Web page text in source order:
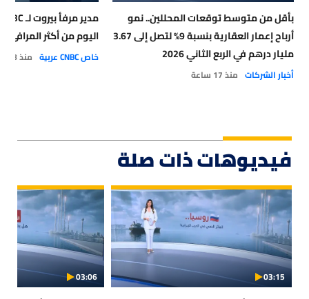
بأقل من متوسط توقعات المحللين.. نمو
أرباح إعمار العقارية بنسبة 9% لتصل إلى 3.67
مليار درهم في الربع الثاني 2026
أخبار الشركات منذ 17 ساعة
اليوم من أكثر المرافئ
خاص CNBC عربية منذ 18 ساعة
فيديوهات ذات صلة
03:15
03:06